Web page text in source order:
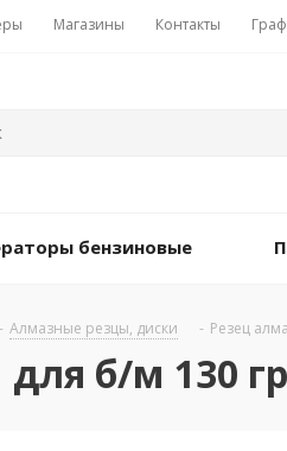
Магазины Контакты
бензиновые
- Алмазные резцы, диски - Резец
б/м 130